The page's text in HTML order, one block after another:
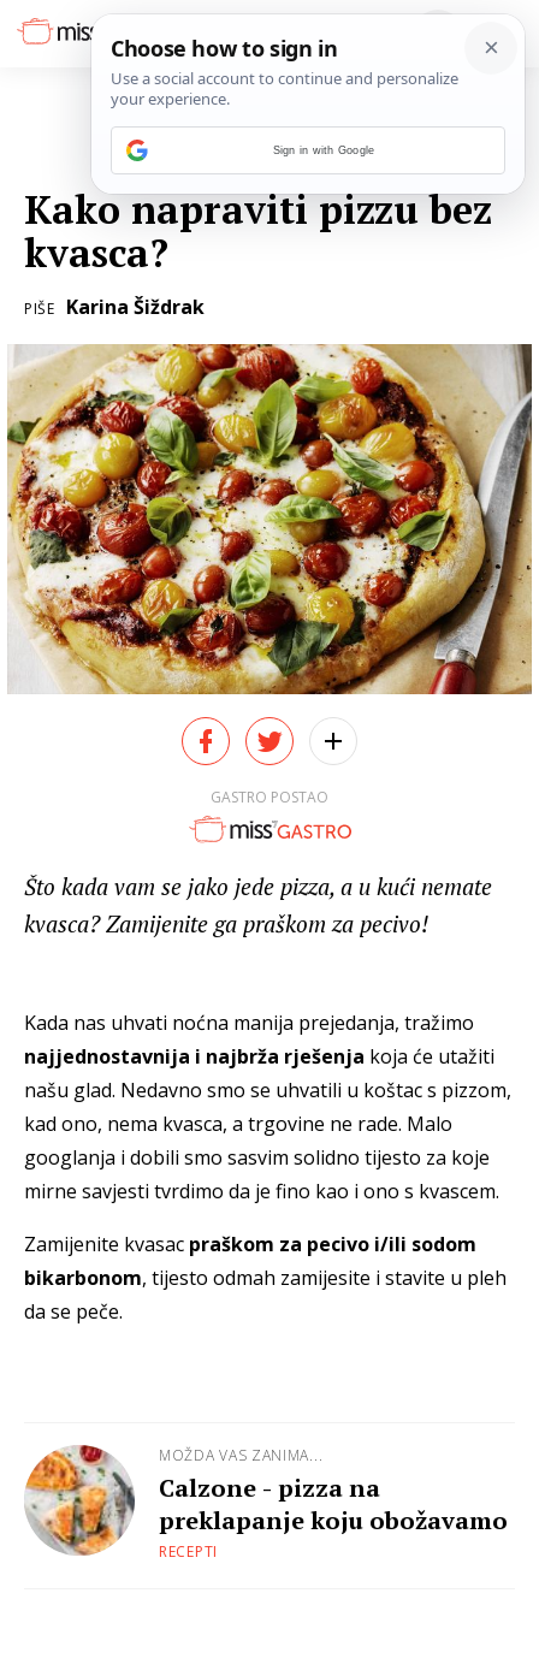
Kako napraviti pizzu bez
kvasca?
PIŠE Karina Šiždrak
GASTRO POSTAO
Što kada vam se jako jede pizza, a u kući nemate
kvasca? Zamijenite ga praškom za pecivo!
Kada nas uhvati noćna manija prejedanja, tražimo
najjednostavnija i najbrža rješenja koja će utažiti
našu glad. Nedavno smo se uhvatili u koštac s pizzom,
kad ono, nema kvasca, a trgovine ne rade. Malo
googlanja i dobili smo sasvim solidno tijesto za koje
mirne savjesti tvrdimo da je fino kao i ono s kvascem.
Zamijenite kvasac praškom za pecivo i/ili sodom
bikarbonom, tijesto odmah zamijesite i stavite u pleh
da se peče.
MOŽDA VAS ZANIMA...
Calzone - pizza na
preklapanje koju obožavamo
RECEPTI
Sign in with Google